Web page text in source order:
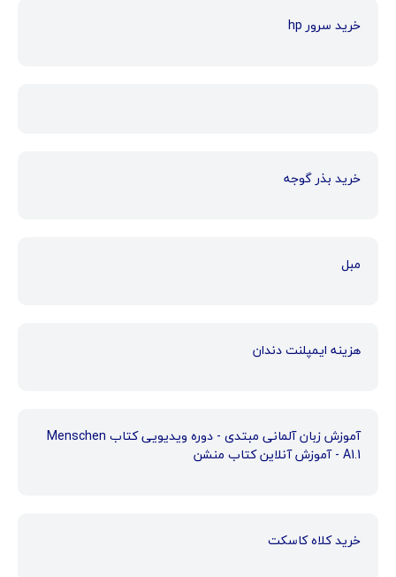
خرید سرور hp
خرید بذر گوجه
مبل
هزینه ایمپلنت دندان
آموزش زبان آلمانی مبتدی - دوره ویدیویی کتاب Menschen
A1.1 - آموزش آنلاین کتاب منشن
خرید کلاه کاسکت